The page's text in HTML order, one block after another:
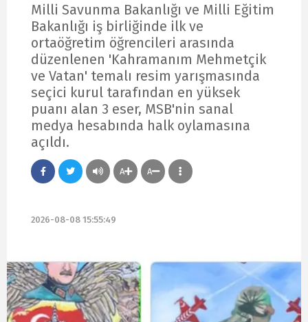
Milli Savunma Bakanlığı ve Milli Eğitim
Bakanlığı iş birliğinde ilk ve
ortaöğretim öğrencileri arasında
düzenlenen 'Kahramanım Mehmetçik
ve Vatan' temalı resim yarışmasında
seçici kurul tarafından en yüksek
puanı alan 3 eser, MSB'nin sanal
medya hesabında halk oylamasına
açıldı.
A A
2026-08-08 15:55:49